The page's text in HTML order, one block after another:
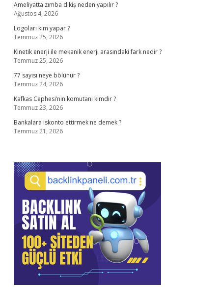
Ameliyatta zımba dikiş neden yapılır ?
Ağustos 4, 2026
Logoları kim yapar ?
Temmuz 25, 2026
Kinetik enerji ile mekanik enerji arasındaki fark nedir ?
Temmuz 25, 2026
77 sayısı neye bölünür ?
Temmuz 24, 2026
Kafkas Cephesi’nin komutanı kimdir ?
Temmuz 23, 2026
Bankalara iskonto ettirmek ne demek ?
Temmuz 21, 2026